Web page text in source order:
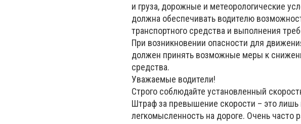
и груза, дорожные и метеорологические
должна обеспечивать водителю
транспортного средства и выполнения
При возникновении опасности для
должен принять возможные меры к
средства.
Уважаемые водители!
Строго соблюдайте установленный
Штраф за превышение скорости – это лишь
легкомысленность на дороге. Очень часто